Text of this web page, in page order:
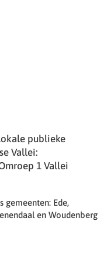
publieke
Vallei:
1 Vallei
gemeenten: Ede,
en Woudenberg